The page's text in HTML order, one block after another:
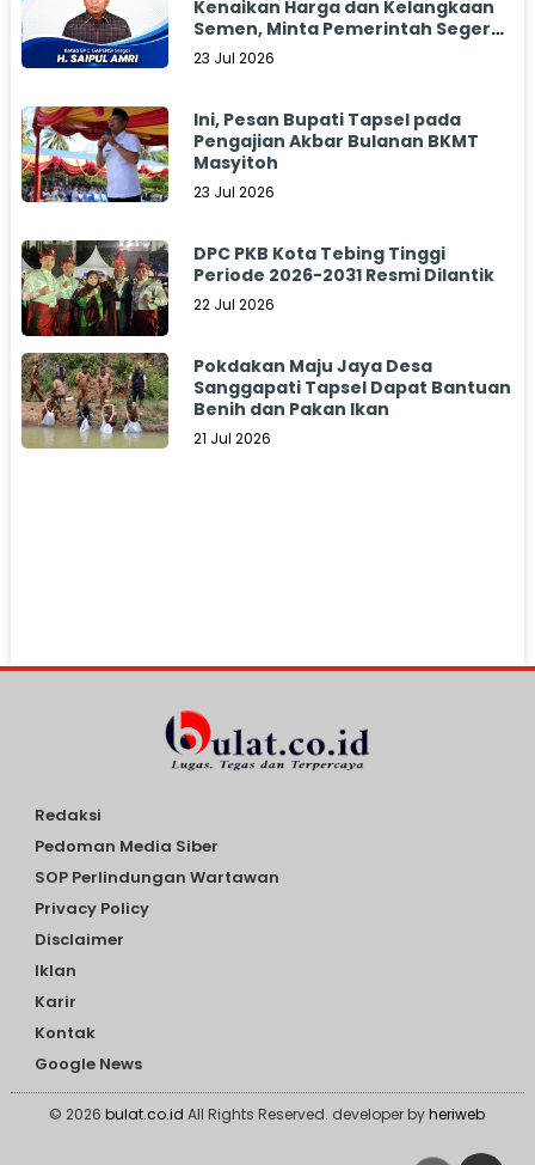
Kenaikan Harga dan Kelangkaan
Semen, Minta Pemerintah Segera
Bertindak
23 Jul 2026
Ini, Pesan Bupati Tapsel pada
Pengajian Akbar Bulanan BKMT
Masyitoh
23 Jul 2026
DPC PKB Kota Tebing Tinggi
Periode 2026-2031 Resmi Dilantik
22 Jul 2026
Pokdakan Maju Jaya Desa
Sanggapati Tapsel Dapat Bantuan
Benih dan Pakan Ikan
21 Jul 2026
Redaksi
Pedoman Media Siber
SOP Perlindungan Wartawan
Privacy Policy
Disclaimer
Iklan
Karir
Kontak
Google News
© 2026bulat.co.id All Rights Reserved. developer byheriweb